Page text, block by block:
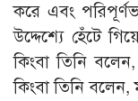
করে এবং
উদ্দেশ্যে হেঁটে
কিংবা তিনি
কিংবা তিনি